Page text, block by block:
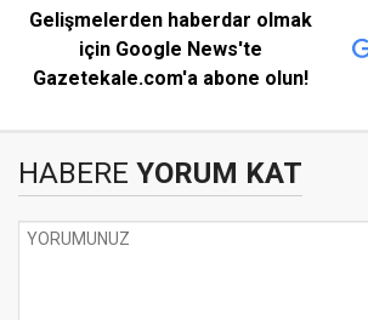
Gelişmelerden haberdar olmak
için Google News'te
Gazetekale.com'a abone olun!
HABERE YORUM KAT